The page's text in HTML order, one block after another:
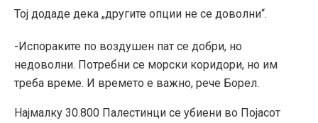
Тој додаде дека „другите опции не се доволни“.
-Испораките по воздушен пат се добри, но
недоволни. Потребни се морски коридори, но им
треба време. И времето е важно, рече Борел.
Најмалку 30.800 Палестинци се убиени во Појасот